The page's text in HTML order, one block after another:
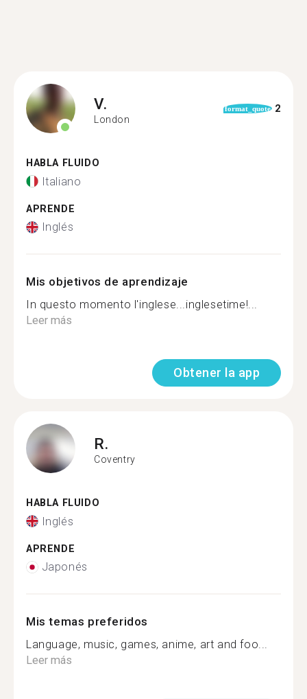
V.
London
format_quote 2
HABLA FLUIDO
Italiano
APRENDE
Inglés
Mis objetivos de aprendizaje
In questo momento l'inglese...inglesetime!...
Leer más
Obtener la app
R.
Coventry
HABLA FLUIDO
Inglés
APRENDE
Japonés
Mis temas preferidos
Language, music, games, anime, art and foo...
Leer más